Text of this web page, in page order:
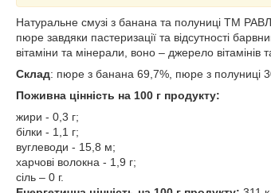
Натуральне смузі з банана та полуниці TM
пюре завдяки пастеризації та відсутності
вітаміни та мінерали, воно – джерело вітамінів
Склад: пюре з банана 69,7%, пюре з полуниці
Поживна цінність на 100 г продукту:
жири - 0,3 г;
білки - 1,1 г;
вуглеводи - 15,8 м;
харчові волокна - 1,9 г;
сіль – 0 г.